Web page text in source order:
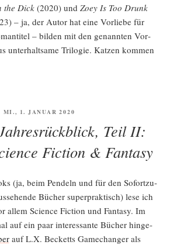
the Dick(2020) und Zoey Is Too Drunk
– ja, der Autor hat eine Vor­lie­be für
– bil­den mit den genann­ten Vor­
unter­halt­sa­me Tri­lo­gie. Kat­zen kom­men
VERÖFFENTLICHT
MI., 1. JANUAR 2020
Teil II:
Fiction & Fantasy
(ja, beim Pen­deln und für den Sofort­zu­
Bücher super­prak­tisch) lese ich
allem Sci­ence Fic­tion und Fan­ta­sy. Im
auf ein paar inter­es­san­te Bücher hin­ge­
auf L.X. Becketts Game­ch­an­ger als